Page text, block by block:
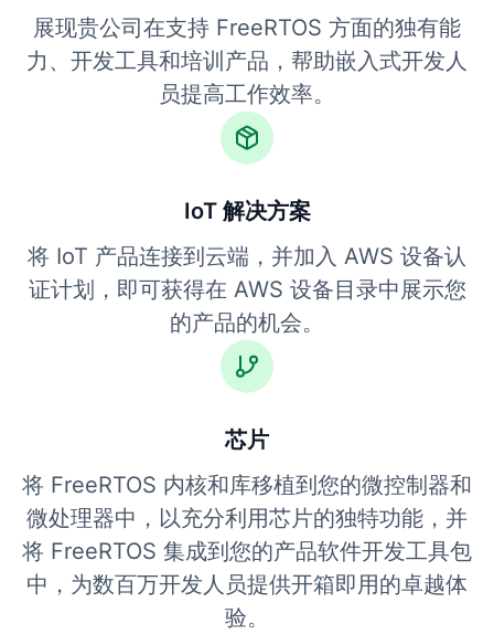
展现贵公司在支持 FreeRTOS 方面的独有能
力、开发工具和培训产品，帮助嵌入式开发人
员提高工作效率。
IoT 解决方案
将 IoT 产品连接到云端，并加入 AWS 设备认
证计划，即可获得在 AWS 设备目录中展示您
的产品的机会。
芯片
将 FreeRTOS 内核和库移植到您的微控制器和
微处理器中，以充分利用芯片的独特功能，并
将 FreeRTOS 集成到您的产品软件开发工具包
中，为数百万开发人员提供开箱即用的卓越体
验。